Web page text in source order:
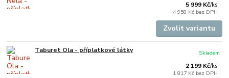
5 999 Kč/ks
4 958 Kč bez DPH
Zvolit variantu
Taburet Ola - příplatkové látky
2 199 Kč/ks
1 817 Kč bez DPH
Skladem